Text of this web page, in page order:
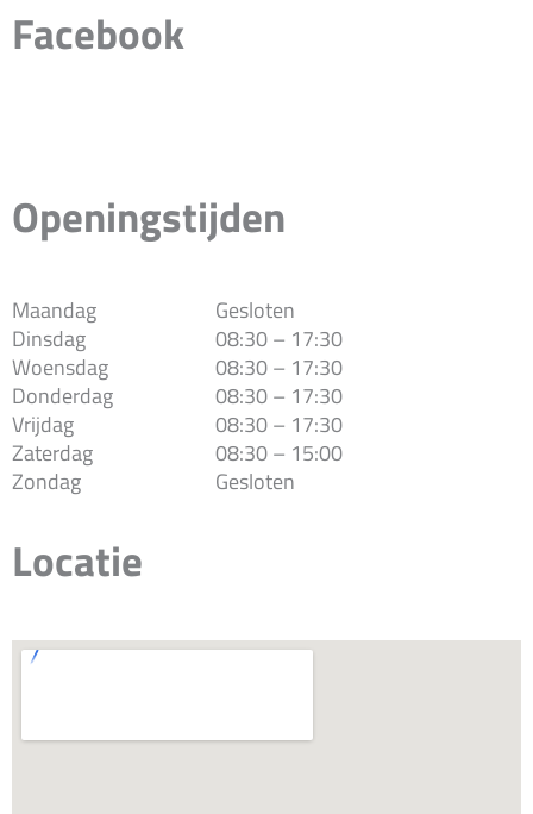
Facebook
Openingstijden
Maandag
Dinsdag
Woensdag
Donderdag
Vrijdag
Zaterdag
Zondag
Gesloten
08:30 – 17:30
08:30 – 17:30
08:30 – 17:30
08:30 – 17:30
08:30 – 15:00
Gesloten
Locatie